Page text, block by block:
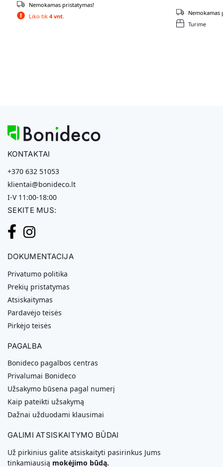
Liko tik 4 vnt.
Nemokamas pristatymas!
Turime
Nemokamas
KONTAKTAI
+370 632 51053
klientai@bonideco.lt
I-V 11:00-18:00
SEKITE MUS:
DOKUMENTACIJA
Privatumo politika
Prekių pristatymas
Atsiskaitymas
Pardavėjo teisės
Pirkėjo teisės
PAGALBA
Bonideco pagalbos centras
Privalumai Bonideco
Užsakymo būsena pagal numerį
Kaip pateikti užsakymą
Dažnai užduodami klausimai
GALIMI ATSISKAITYMO BŪDAI
Už pirkinius galite atsiskaityti pasirinkus Jums
tinkamiausią mokėjimo būdą.